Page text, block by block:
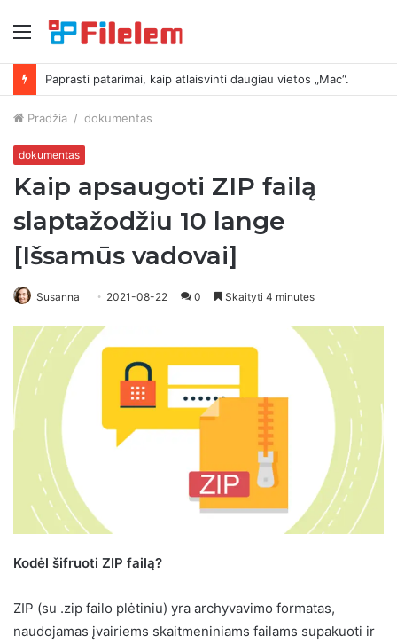
Meniu
Kaip ištrinti ekrano kopijas „Mac“.
Pradžia / dokumentas
dokumentas
Kaip apsaugoti ZIP failą
slaptažodžiu 10 lange
[Išsamūs vadovai]
Susanna 2021-08-22 0 Skaityti 4 minutes
Kodėl šifruoti ZIP failą?
ZIP (su .zip failo plėtiniu) yra archyvavimo formatas,
naudojamas įvairiems skaitmeniniams failams supakuoti ir